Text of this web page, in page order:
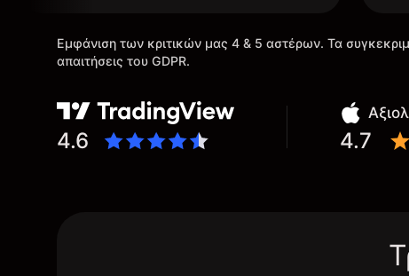
Εμφάνιση των κριτικών μας 4 & 5 αστέρων. Τα
απαιτήσεις του GDPR.
4.6 4.7